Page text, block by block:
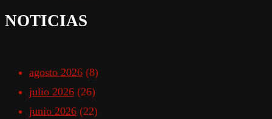
NOTICIAS
agosto 2026 (8)
julio 2026 (26)
junio 2026 (22)